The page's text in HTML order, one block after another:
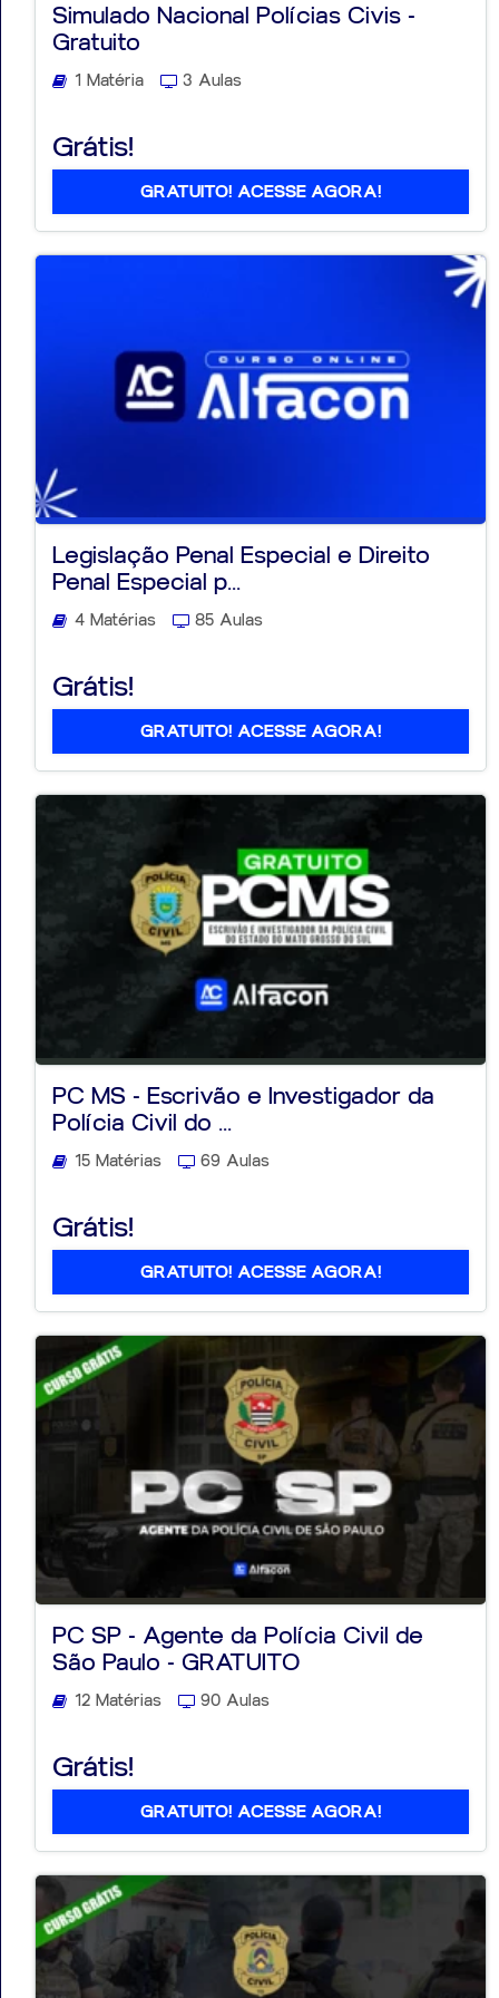
Notícias
Aulas
AO
Simulado Nacional Polícias Civis -
Gratuito
1 Matéria 3 Aulas
Grátis!
GRATUITO! ACESSE AGORA!
Legislação Penal Especial e Direito
Penal Especial p...
4 Matérias 85 Aulas
Grátis!
GRATUITO! ACESSE AGORA!
PC MS - Escrivão e Investigador da
Polícia Civil do ...
15 Matérias 69 Aulas
Grátis!
GRATUITO! ACESSE AGORA!
PC SP - Agente da Polícia Civil de
São Paulo - GRATUITO
12 Matérias 90 Aulas
Grátis!
GRATUITO! ACESSE AGORA!